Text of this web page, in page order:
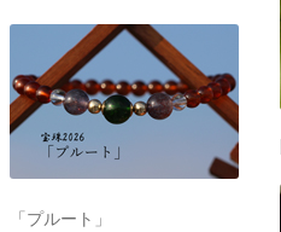
「プルート」